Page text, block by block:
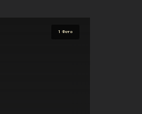
1 Фото